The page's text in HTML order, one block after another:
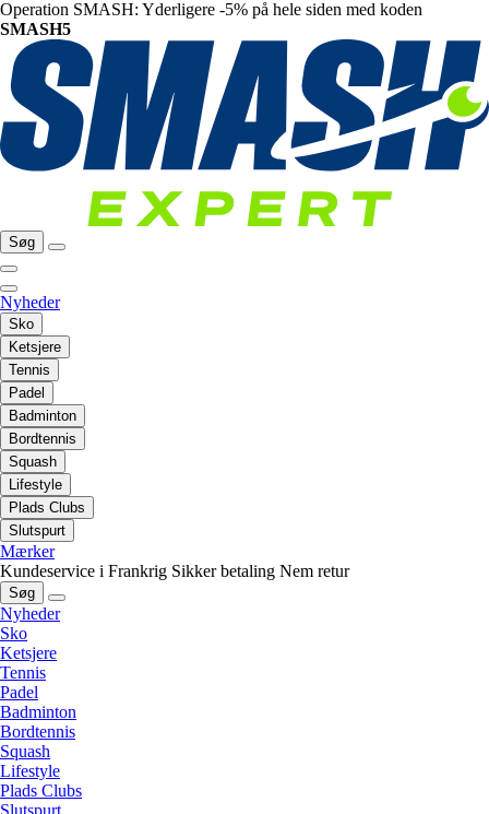
Operation SMASH: Yderligere -5% på hele siden med koden
SMASH5
Søg
Nyheder
Sko
Ketsjere
Tennis
Padel
Badminton
Bordtennis
Squash
Lifestyle
Plads Clubs
Slutspurt
Mærker
Kundeservice i Frankrig Sikker betaling Nem retur
Søg
Nyheder
Sko
Ketsjere
Tennis
Padel
Badminton
Bordtennis
Squash
Lifestyle
Plads Clubs